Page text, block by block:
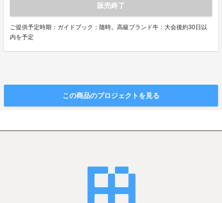
販売終了
ご提供予定時期：ガイドブック：随時。高級ブランド牛：大会後約30日以
内を予定
この商品のプロジェクトを見る